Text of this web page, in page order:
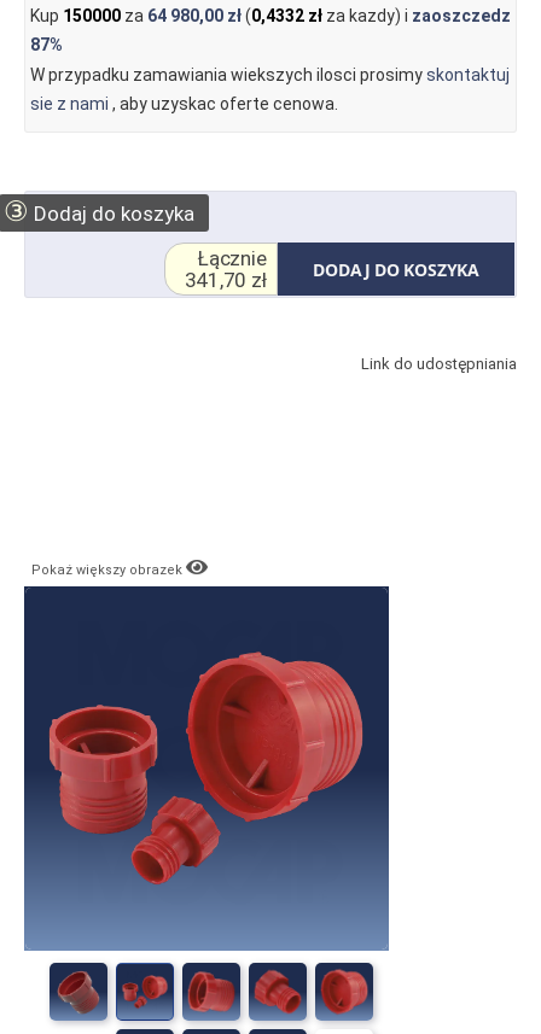
Kup 150000za 64 980,00 zł(0,4332 złza kazdy) i zaoszczedz
87%
W przypadku zamawiania wiekszych ilosci prosimyskontaktuj
sie z nami , aby uzyskac oferte cenowa.
③ Dodaj do koszyka
DODAJ DO KOSZYKA
Łącznie
341,70 zł
Link do udostępniania
Pokaż większy obrazek